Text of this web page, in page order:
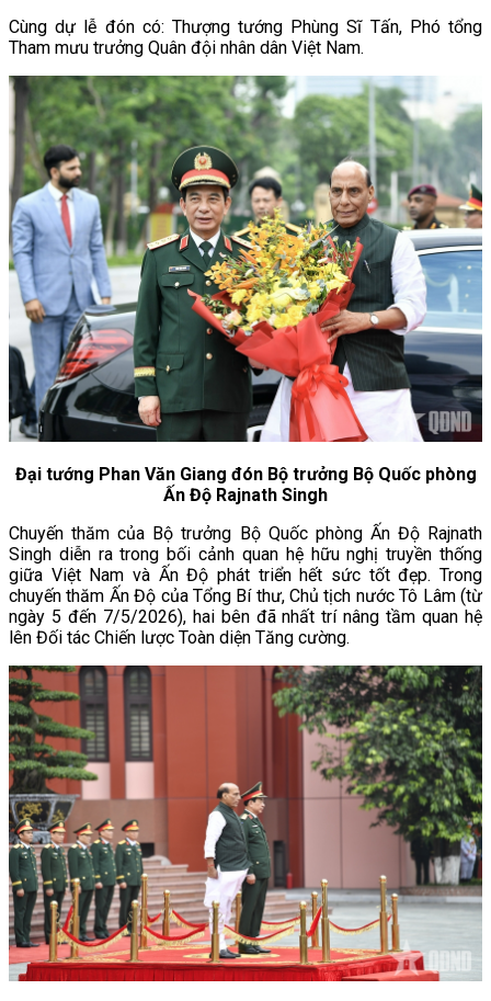
Cùng dự lễ đón có: Thượng tướng Phùng Sĩ Tấn, Phó tổng
Tham mưu trưởng Quân đội nhân dân Việt Nam.
Đại tướng Phan Văn Giang đón Bộ trưởng Bộ Quốc phòng
Ấn Độ Rajnath Singh
Chuyến thăm của Bộ trưởng Bộ Quốc phòng Ấn Độ Rajnath
Singh diễn ra trong bối cảnh quan hệ hữu nghị truyền thống
giữa Việt Nam và Ấn Độ phát triển hết sức tốt đẹp. Trong
chuyến thăm Ấn Độ của Tổng Bí thư, Chủ tịch nước Tô Lâm (từ
ngày 5 đến 7/5/2026), hai bên đã nhất trí nâng tầm quan hệ
lên Đối tác Chiến lược Toàn diện Tăng cường.